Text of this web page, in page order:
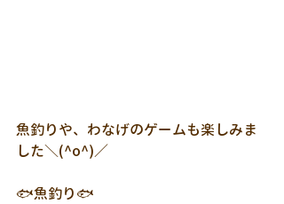
魚釣りや、わなげのゲームも楽しみま
した＼(^o^)／
🐟魚釣り🐟